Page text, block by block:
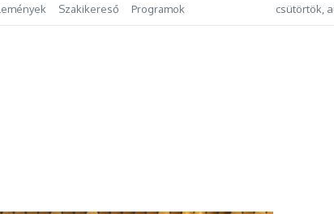
Szakikereső Programok csütörtök,